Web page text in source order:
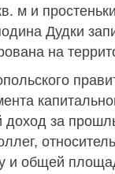
м и
Дудки
на
доход за
и общей